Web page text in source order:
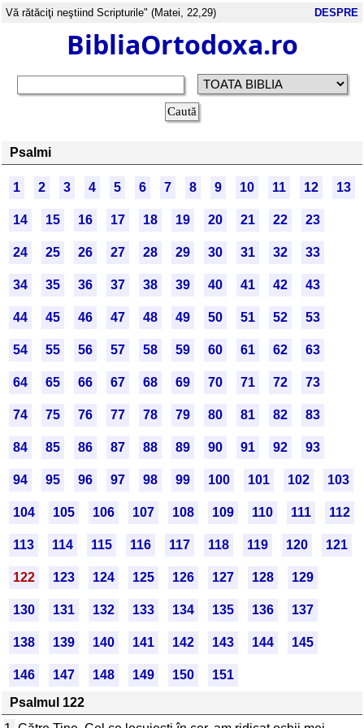
Vă rătăciţi neştiind Scripturile" (Matei, 22,29) DESPRE
BibliaOrtodoxa.ro
Psalmi
1 2 3 4 5 6 7 8 9 10 11 12 13
14 15 16 17 18 19 20 21 22 23
24 25 26 27 28 29 30 31 32 33
34 35 36 37 38 39 40 41 42 43
44 45 46 47 48 49 50 51 52 53
54 55 56 57 58 59 60 61 62 63
64 65 66 67 68 69 70 71 72 73
74 75 76 77 78 79 80 81 82 83
84 85 86 87 88 89 90 91 92 93
94 95 96 97 98 99 100 101 102 103
104 105 106 107 108 109 110 111 112
113 114 115 116 117 118 119 120 121
122 123 124 125 126 127 128 129
130 131 132 133 134 135 136 137
138 139 140 141 142 143 144 145
146 147 148 149 150
151
Psalmul 122